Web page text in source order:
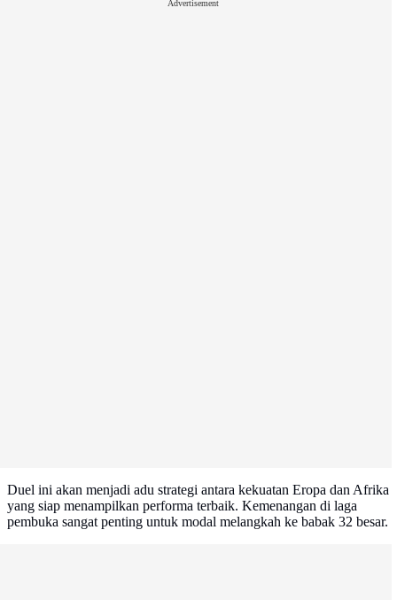
Advertisement
Duel ini akan menjadi adu strategi antara kekuatan Eropa dan Afrika
yang siap menampilkan performa terbaik. Kemenangan di laga
pembuka sangat penting untuk modal melangkah ke babak 32 besar.